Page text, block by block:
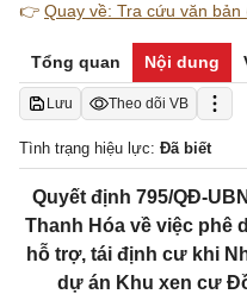
👉 Quay về: Tra cứu văn bản
Tổng quan Nội dung
Lưu Theo dõi VB
Tình trạng hiệu lực: Đã biết
Quyết định 795/QĐ-
Thanh Hóa về việc phê
hỗ trợ, tái định cư khi
dự án Khu xen cư